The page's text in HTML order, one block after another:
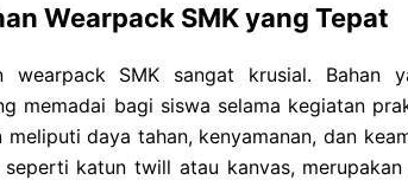
Wearpack SMK yang Tepat
wearpack SMK sangat krusial. Bahan
memadai bagi siswa selama kegiatan
daya tahan, kenyamanan, dan
katun twill atau kanvas,